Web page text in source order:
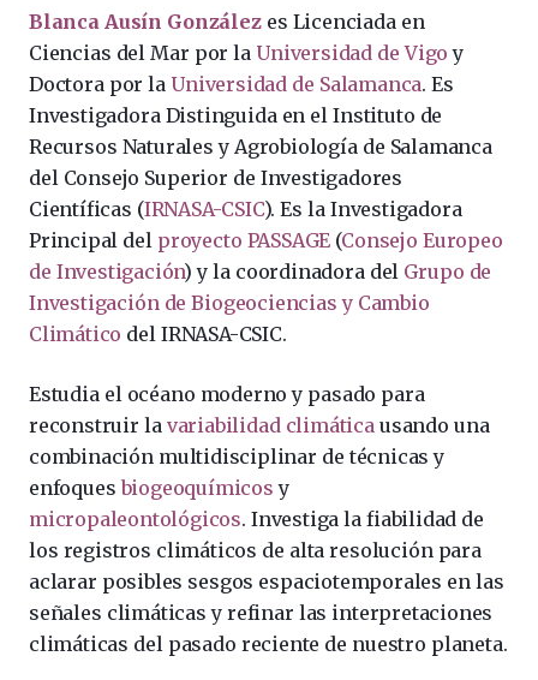
Blanca Ausín González es Licenciada en
Ciencias del Mar por la Universidad de Vigo y
Doctora por la Universidad de Salamanca. Es
Investigadora Distinguida en el Instituto de
Recursos Naturales y Agrobiología de Salamanca
del Consejo Superior de Investigadores
Científicas (IRNASA-CSIC). Es la Investigadora
Principal del proyecto PASSAGE (Consejo Europeo
de Investigación) y la coordinadora del Grupo de
Investigación de Biogeociencias y Cambio
Climático del IRNASA-CSIC.
Estudia el océano moderno y pasado para
reconstruir la variabilidad climáticausando una
combinación multidisciplinar de técnicas y
enfoquesbiogeoquímicos y
micropaleontológicos. Investiga la fiabilidad de
los registros climáticos de alta resolución para
aclarar posibles sesgos espaciotemporales en las
señales climáticas y refinar las interpretaciones
climáticas del pasado reciente de nuestro planeta.